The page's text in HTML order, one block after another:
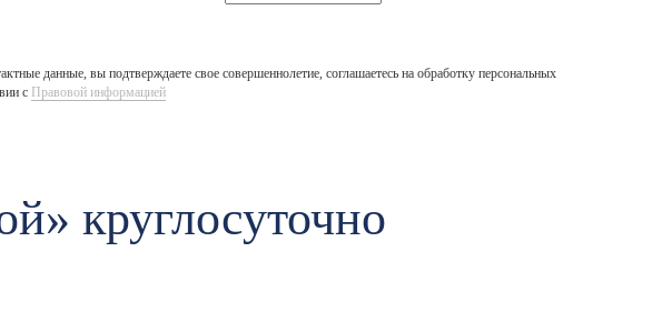
данные, вы подтверждаете свое совершеннолетие, соглашаетесь на обработку персональных
с Правовой информацией
круглосуточно